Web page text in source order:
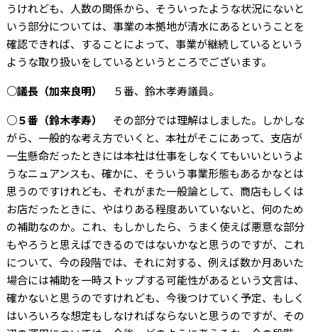
うけれども、人数の関係から、そういったような状況にないと
いう部分については、事業の本拠地が清水にあるということを
確認できれば、することによって、事業が継続しているという
ような取り扱いをしているというところでございます。
○議長（加来良明）
５番、鈴木孝寿議員。
○５番（鈴木孝寿）
その部分では理解はしました。しかしな
がら、一般的な考え方でいくと、本社がそこにあって、支店が
一生懸命だったときには本社は仕事をしなくてもいいというよ
うなニュアンスも、確かに、そういう事業形態もあるかなとは
思うのですけれども、それがまた一般論として、商店もしくは
お店だったときに、やはりある程度あいていないと、何のため
の補助なのか。これ、もしかしたら、うまく使えば悪意な部分
もやろうと思えばできるのではないかなと思うのですが、これ
について、今の段階では、それに対する、例えば数か月あいた
場合には補助を一時ストップする可能性があるという文言は、
確かないと思うのですけれども、今後つけていく予定、もしく
はいろいろな想定もしなければならないと思うのですが、その